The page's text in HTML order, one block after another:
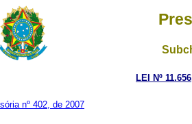
LEI Nº
nº 402, de 2007